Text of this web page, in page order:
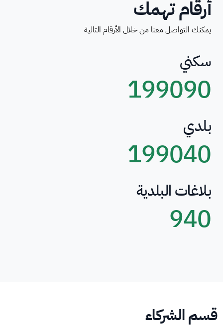
أرقام تهمك
يمكنك التواصل معنا من خلال الأرقام التالية
سكني
199090
بلدي
199040
بلاغات البلدية
940
قسم الشركاء